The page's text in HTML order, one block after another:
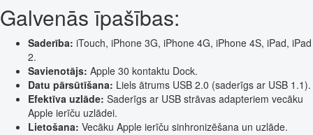
Galvenās īpašības:
Saderība: iTouch, iPhone 3G, iPhone 4G, iPhone 4S, iPad, iPad
2.
Savienotājs: Apple 30 kontaktu Dock.
Datu pārsūtīšana: Liels ātrums USB 2.0 (saderīgs ar USB 1.1).
Efektīva uzlāde: Saderīgs ar USB strāvas adapteriem vecāku
Apple ierīču uzlādei.
Lietošana: Vecāku Apple ierīču sinhronizēšana un uzlāde.